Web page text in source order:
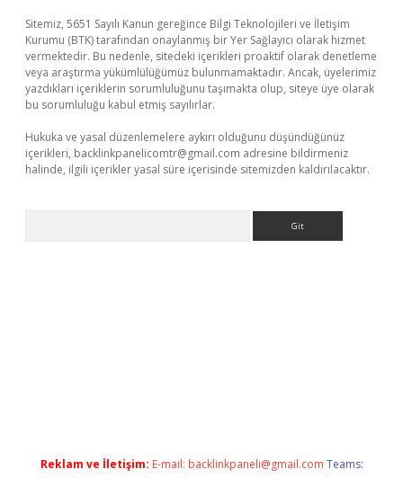
Sitemiz, 5651 Sayılı Kanun gereğince Bilgi Teknolojileri ve İletişim
Kurumu (BTK) tarafından onaylanmış bir Yer Sağlayıcı olarak hizmet
vermektedir. Bu nedenle, sitedeki içerikleri proaktif olarak denetleme
veya araştırma yükümlülüğümüz bulunmamaktadır. Ancak, üyelerimiz
yazdıkları içeriklerin sorumluluğunu taşımakta olup, siteye üye olarak
bu sorumluluğu kabul etmiş sayılırlar.
Hukuka ve yasal düzenlemelere aykırı olduğunu düşündüğünüz
içerikleri, backlinkpanelicomtr@gmail.com adresine bildirmeniz
halinde, ilgili içerikler yasal süre içerisinde sitemizden kaldırılacaktır.
Reklam ve İletişim: E-mail: backlinkpaneli@gmail.com Teams: